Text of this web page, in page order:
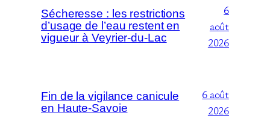
Sécheresse : les restrictions
d’usage de l’eau restent en
vigueur à Veyrier-du-Lac
6
août
2026
Fin de la vigilance canicule
en Haute-Savoie
6 août
2026